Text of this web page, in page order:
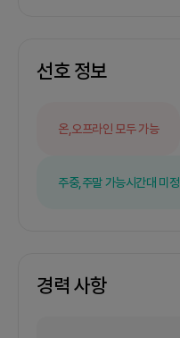
선호 정보
온,오프라인 모두 가능
주중,주말 가능시간대 미정
경력 사항